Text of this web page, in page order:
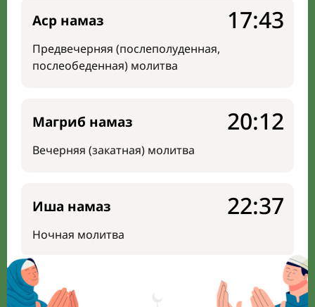
Аср намаз
Предвечерняя (послеполуденная,
послеобеденная) молитва
17:43
Магриб намаз
Вечерняя (закатная) молитва
20:12
Иша намаз
Ночная молитва
22:37